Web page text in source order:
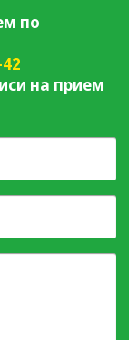
по
на прием